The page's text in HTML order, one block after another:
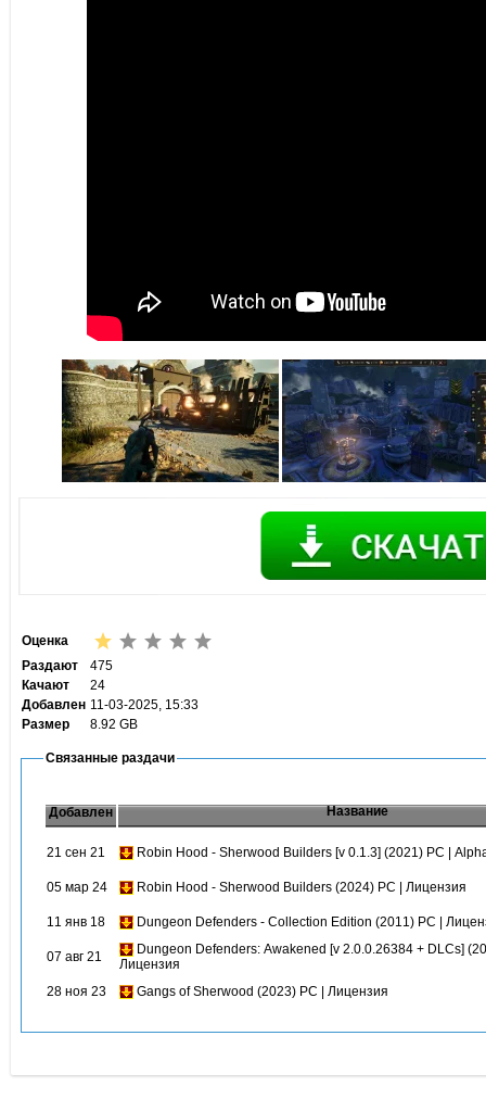
Оценка
Раздают
475
Качают
24
Добавлен 11-03-2025, 15:33
Размер
8.92 GB
Связанные раздачи
Добавлен Название
21 сен 21 Robin Hood - Sherwood Builders [v 0.1.3] (2021) PC |
05 мар 24 Robin Hood - Sherwood Builders (2024) PC | Лицензия
11 янв 18 Dungeon Defenders - Collection Edition (2011) PC |
07 авг 21
Dungeon Defenders: Awakened [v 2.0.0.26384 + DLCs]
Лицензия
28 ноя 23
Gangs of Sherwood (2023) PC | Лицензия